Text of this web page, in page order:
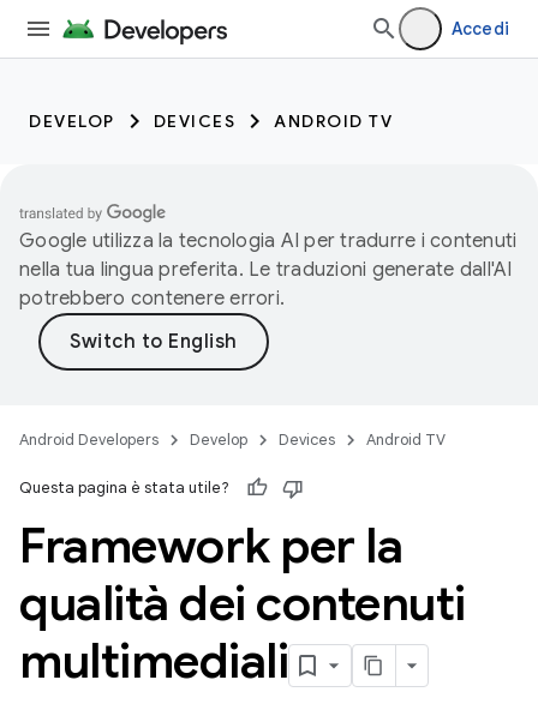
Accedi
DEVELOP DEVICES ANDROID TV
Google utilizza la tecnologia AI per tradurre i contenuti
nella tua lingua preferita. Le traduzioni generate dall'AI
potrebbero contenere errori.
Android Developers Develop Devices Android TV
Questa pagina è stata utile?
Framework per la
qualità dei contenuti
multimediali